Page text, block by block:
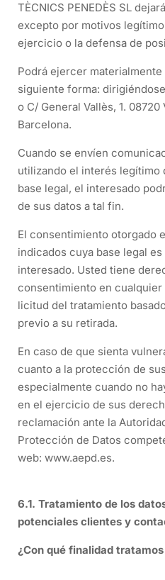
TÈCNICS PENEDÈS SL
excepto por motivos
ejercicio o la defensa de
Podrá ejercer
siguiente forma:
o C/ General Vallès, 1.
Barcelona.
Cuando se envíen
utilizando el interés legítimo
base legal, el interesado
de sus datos a tal fin.
El consentimiento otorgado
indicados cuya base legal
interesado. Usted tiene
consentimiento en
licitud del tratamiento
previo a su retirada.
En caso de que sienta
cuanto a la protección de
especialmente cuando no
en el ejercicio de sus
reclamación ante la
Protección de Datos
web: www.aepd.es.
6.1. Tratamiento de los
potenciales clientes y
¿Con qué finalidad